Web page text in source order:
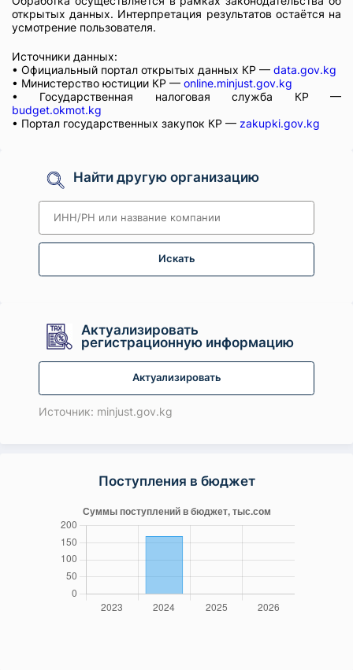
открытых данных. Интерпретация результатов остаётся на
усмотрение пользователя.
Источники данных:
• Официальный портал открытых данных КР — data.gov.kg
• Министерство юстиции КР — online.minjust.gov.kg
• Государственная налоговая служба КР —
budget.okmot.kg
• Портал государственных закупок КР — zakupki.gov.kg
Найти другую организацию
Искать
Актуализировать
регистрационную информацию
Актуализировать
Источник: minjust.gov.kg
Поступления в бюджет